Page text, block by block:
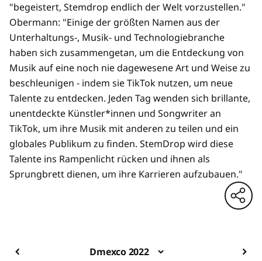
"begeistert, Stemdrop endlich der Welt vorzustellen."
Obermann: "Einige der größten Namen aus der
Unterhaltungs-, Musik- und Technologiebranche
haben sich zusammengetan, um die Entdeckung von
Musik auf eine noch nie dagewesene Art und Weise zu
beschleunigen - indem sie TikTok nutzen, um neue
Talente zu entdecken. Jeden Tag wenden sich brillante,
unentdeckte Künstler*innen und Songwriter an
TikTok, um ihre Musik mit anderen zu teilen und ein
globales Publikum zu finden. StemDrop wird diese
Talente ins Rampenlicht rücken und ihnen als
Sprungbrett dienen, um ihre Karrieren aufzubauen."
Dmexco 2022